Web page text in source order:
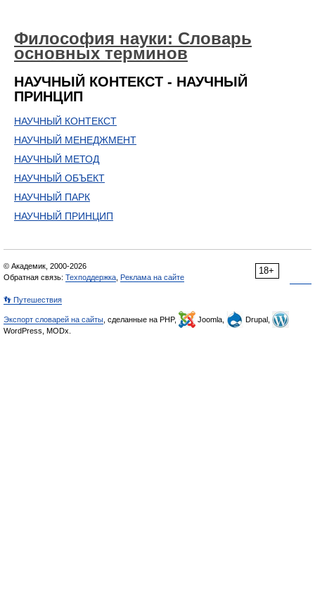
Философия науки: Словарь
основных терминов
НАУЧНЫЙ КОНТЕКСТ - НАУЧНЫЙ
ПРИНЦИП
НАУЧНЫЙ КОНТЕКСТ
НАУЧНЫЙ МЕНЕДЖМЕНТ
НАУЧНЫЙ МЕТОД
НАУЧНЫЙ ОБЪЕКТ
НАУЧНЫЙ ПАРК
НАУЧНЫЙ ПРИНЦИП
18+
© Академик, 2000-2026
Обратная связь: Техподдержка Реклама на сайте
👣 Путешествия
Экспорт словарей на сайты , сделанные на PHP, Joomla,
Drupal,
WordPress, MODx.